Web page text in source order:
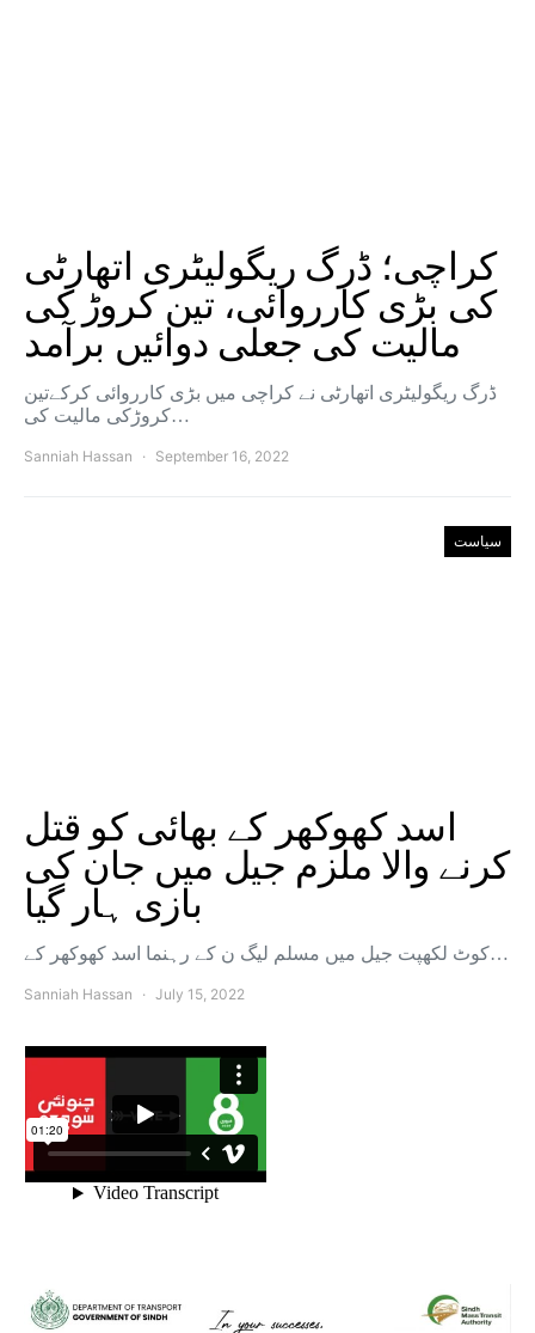
کراچی؛ ڈرگ ریگولیٹری اتھارٹی
کی بڑی کارروائی، تین کروڑ کی
مالیت کی جعلی دوائیں برآمد
ڈرگ ریگولیٹری اتھارٹی نے کراچی میں بڑی کارروائی کرکےتین
کروڑکی مالیت کی…
Sanniah Hassan September 16, 2022
سیاست
اسد کھوکھر کے بھائی کو قتل
کرنے والا ملزم جیل میں جان کی
بازی ہار گیا
کوٹ لکھپت جیل میں مسلم لیگ ن کے رہنما اسد کھوکھر کے…
Sanniah Hassan July 15, 2022